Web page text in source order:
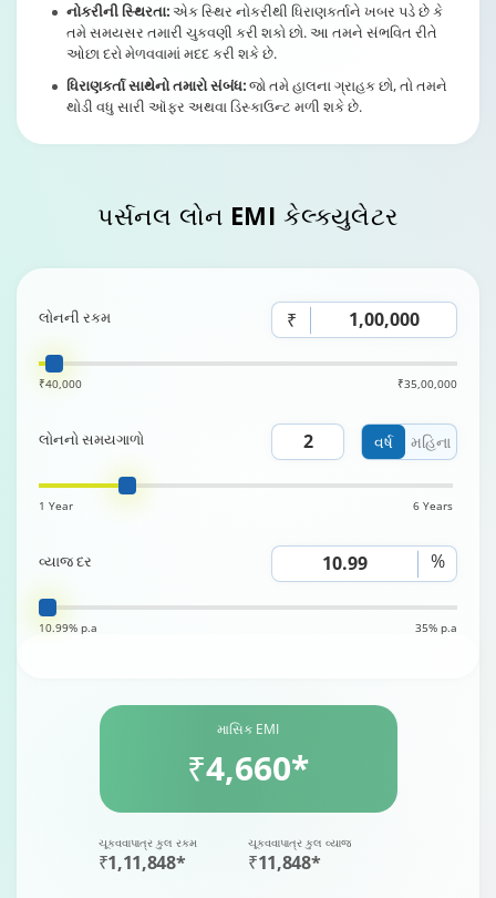
નોકરીની સ્થિરતા:એક સ્થિર નોકરીથી ધિરાણકર્તાને ખબર પડે છે કે
તમે સમયસર તમારી ચુકવણી કરી શકો છો. આ તમને સંભવિત રીતે
ઓછા દરો મેળવવામાં મદદ કરી શકે છે.
ધિરાણકર્તા સાથેનો તમારો સંબંધ:જો તમે હાલના ગ્રાહક છો, તો તમને
થોડી વધુ સારી ઑફર અથવા ડિસ્કાઉન્ટ મળી શકે છે.
પર્સનલ લોન EMI કેલ્ક્યુલેટર
લોનની રકમ ₹
₹40,000 ₹35,00,000
વર્ષ મહિના
લોનનો સમયગાળો
1 Year 6 Years
વ્યાજ દર %
10.99% p.a 35% p.a
માસિક EMI
₹4,660*
ચૂકવવાપાત્ર કુલ રકમ
₹1,11,848*
ચૂકવવાપાત્ર કુલ વ્યાજ
₹11,848*